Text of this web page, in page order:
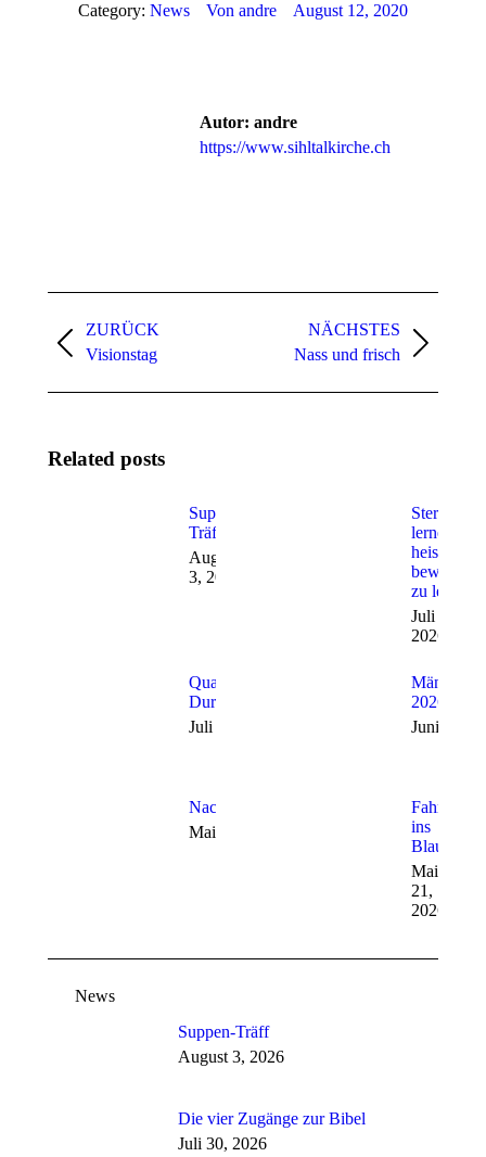
Category: News Von andre August 12, 2020
Autor: andre
https://www.sihltalkirche.ch
ZURÜCK
Vorheriger
Visionstag
NÄCHSTES
Nächster
Nass und frisch
Related posts
Suppen-
Träff
August
3, 2026
Sterben
lernen
heisst,
bewusster
zu leben
Juli 30,
2026
Quartiermobil im
Durchgangszentrums
Juli 25, 2026
2026
Juni 8,
Nachbarschaftstag
Mai 27, 2026
Fahrt
ins
Blaue
Mai
21,
2026
News
Suppen-Träff
August 3, 2026
Die vier Zugänge zur Bibel
Juli 30, 2026